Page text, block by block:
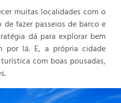
muitas localidades com o
fazer passeios de barco e
dá para explorar bem
por lá. E, a própria cidade
com boas pousadas,